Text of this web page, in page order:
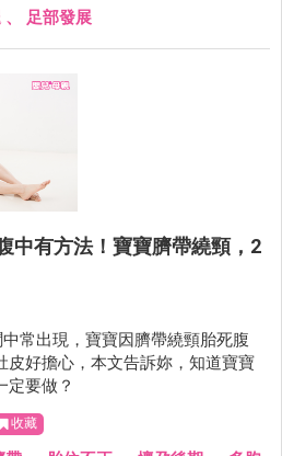
、 足部發展
中有方法！寶寶臍帶繞頸，2
中常出現，寶寶因臍帶繞頸胎死腹
皮好擔心，本文告訴妳，知道寶寶
定要做？
收藏